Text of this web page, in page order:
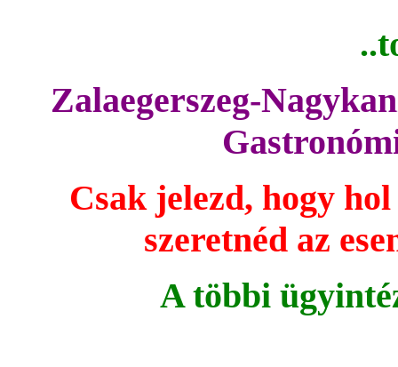
Zalaegerszeg-
Csak jelezd, hogy
szeretnéd az
A többi